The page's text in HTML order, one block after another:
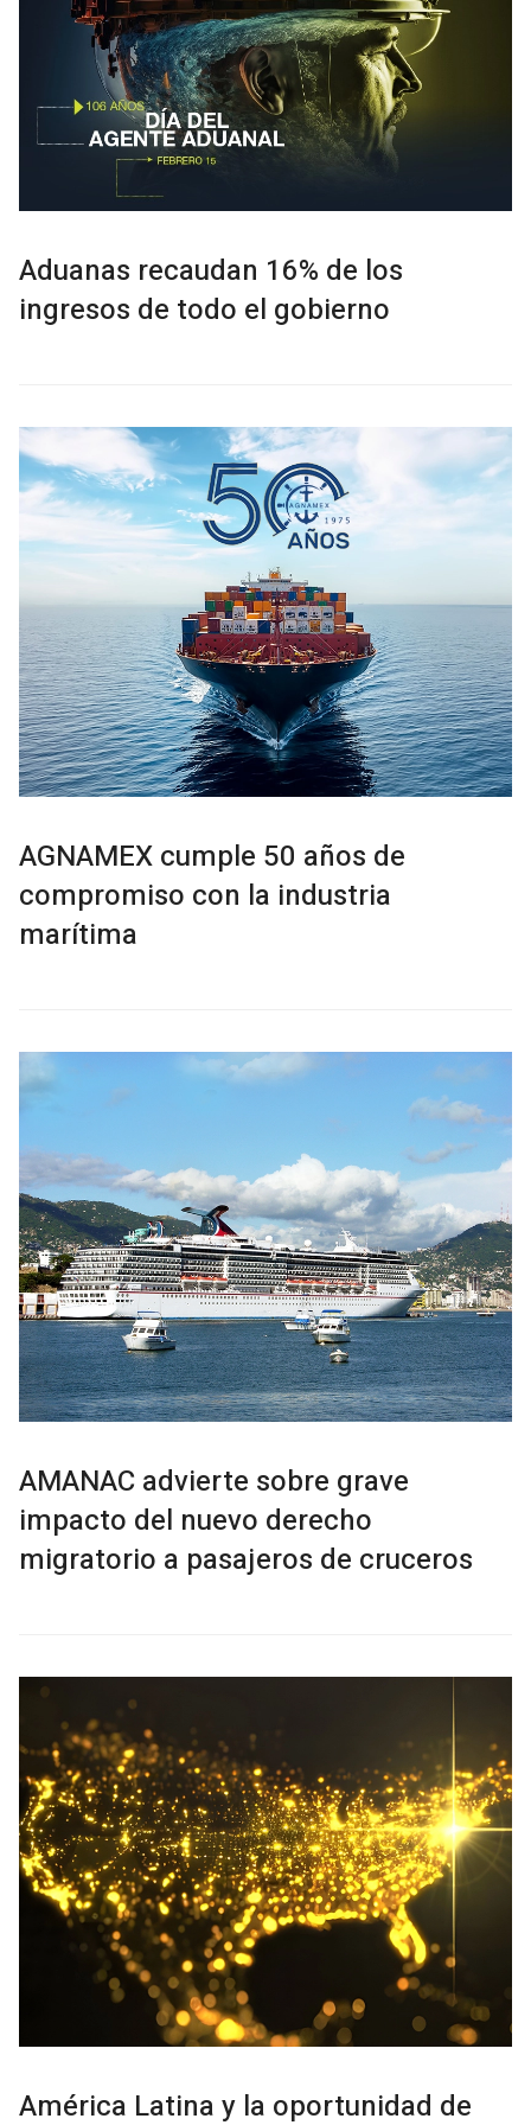
Aduanas recaudan 16% de los
ingresos de todo el gobierno
AGNAMEX cumple 50 años de
compromiso con la industria
marítima
AMANAC advierte sobre grave
impacto del nuevo derecho
migratorio a pasajeros de cruceros
América Latina y la oportunidad de